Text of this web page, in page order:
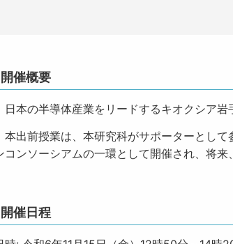
開催概要
日本の半導体産業をリードするキオクシア岩
本出前授業は、本研究科がサポーターとして
コンソーシアムの一環として開催され、将
開催日程